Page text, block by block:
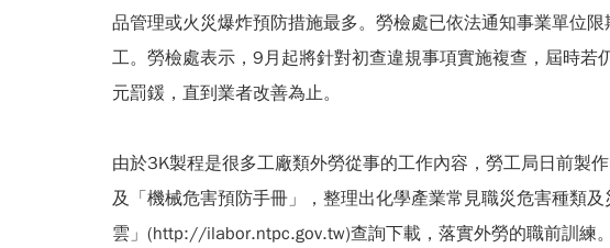
品管理或火災爆炸預防措施最多。勞檢處已依法通知事業單位
工。勞檢處表示，9月起將針對初查違規事項實施複查，屆時
元罰鍰，直到業者改善為止。
由於3K製程是很多工廠類外勞從事的工作內容，勞工局日前製
及「機械危害預防手冊」，整理出化學產業常見職災危害種類
雲」(http://ilabor.ntpc.gov.tw)查詢下載，落實外勞的職前訓練